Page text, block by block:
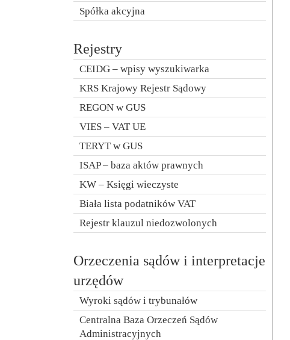
Spółka akcyjna
Rejestry
CEIDG – wpisy wyszukiwarka
KRS Krajowy Rejestr Sądowy
REGON w GUS
VIES – VAT UE
TERYT w GUS
ISAP – baza aktów prawnych
KW – Księgi wieczyste
Biała lista podatników VAT
Rejestr klauzul niedozwolonych
Orzeczenia sądów i interpretacje
urzędów
Wyroki sądów i trybunałów
Centralna Baza Orzeczeń Sądów
Administracyjnych